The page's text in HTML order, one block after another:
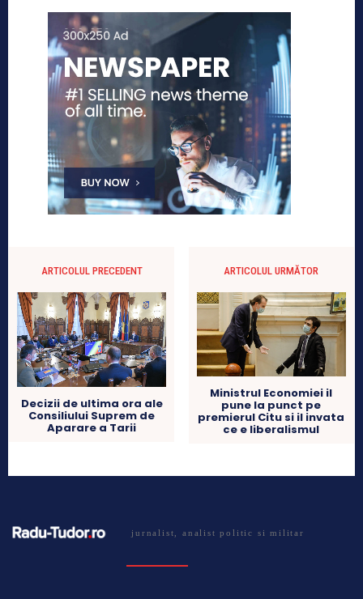
ARTICOLUL PRECEDENT
Decizii de ultima ora ale
Consiliului Suprem de
Aparare a Tarii
ARTICOLUL URMĂTOR
Ministrul Economiei il
pune la punct pe
premierul Citu si il invata
ce e liberalismul
jurnalist, analist politic si militar